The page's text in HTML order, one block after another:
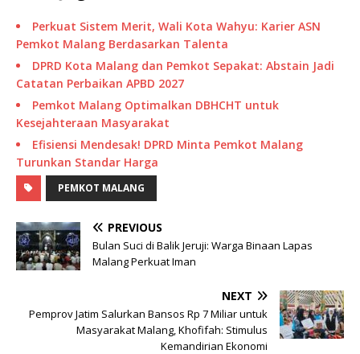
Perkuat Sistem Merit, Wali Kota Wahyu: Karier ASN
Pemkot Malang Berdasarkan Talenta
DPRD Kota Malang dan Pemkot Sepakat: Abstain Jadi
Catatan Perbaikan APBD 2027
Pemkot Malang Optimalkan DBHCHT untuk
Kesejahteraan Masyarakat
Efisiensi Mendesak! DPRD Minta Pemkot Malang
Turunkan Standar Harga
PEMKOT MALANG
PREVIOUS
Bulan Suci di Balik Jeruji: Warga Binaan Lapas
Malang Perkuat Iman
NEXT
Pemprov Jatim Salurkan Bansos Rp 7 Miliar untuk
Masyarakat Malang, Khofifah: Stimulus
Kemandirian Ekonomi